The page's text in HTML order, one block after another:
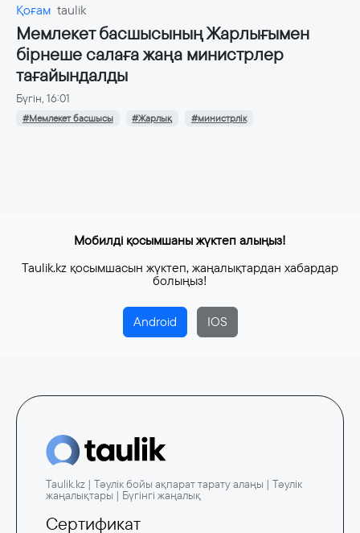
Қоғам taulik
Мемлекет басшысының Жарлығымен
бірнеше салаға жаңа министрлер
тағайындалды
Бүгін, 16:01
#Мемлекет басшысы #Жарлық #министрлік
Мобилді қосымшаны жүктеп алыңыз!
Taulik.kz қосымшасын жүктеп, жаңалықтардан хабардар
болыңыз!
Android IOS
Taulik.kz | Тәулік бойы ақпарат тарату алаңы | Тәулік
жаңалықтары | Бүгінгі жаңалық
Сертификат